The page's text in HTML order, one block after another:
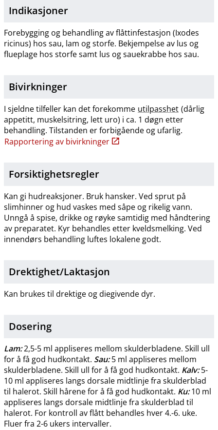
Indikasjoner
Forebygging og behandling av flåttinfestasjon (Ixodes
ricinus) hos sau, lam og storfe. Bekjempelse av lus og
flueplage hos storfe samt lus og sauekrabbe hos sau.
Bivirkninger
I sjeldne tilfeller kan det forekomme utilpasshet (dårlig
appetitt, muskelsitring, lett uro) i ca. 1 døgn etter
behandling. Tilstanden er forbigående og ufarlig.
Rapportering av bivirkninger
Forsiktighetsregler
Kan gi hudreaksjoner. Bruk hansker. Ved sprut på
slimhinner og hud vaskes med såpe og rikelig vann.
Unngå å spise, drikke og røyke samtidig med håndtering
av preparatet. Kyr behandles etter kveldsmelking. Ved
innendørs behandling luftes lokalene godt.
Drektighet​/​Laktasjon
Kan brukes til drektige og diegivende dyr.
Dosering
Lam:2,5-5 ml appliseres mellom skulderbladene. Skill ull
for å få god hudkontakt. Sau:5 ml appliseres mellom
skulderbladene. Skill ull for å få god hudkontakt. Kalv:5-
10 ml appliseres langs dorsale midtlinje fra skulderblad
til halerot. Skill hårene for å få god hudkontakt. Ku:10 ml
appliseres langs dorsale midtlinje fra skulderblad til
halerot. For kontroll av flått behandles hver 4.-6. uke.
Fluer fra 2-6 ukers intervaller.